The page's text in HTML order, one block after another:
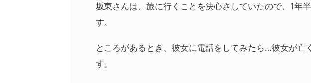
坂東さんは、旅に行くことを決心さしていたので、1年
す。
ところがあるとき、彼女に電話をしてみたら…彼女が亡
す。